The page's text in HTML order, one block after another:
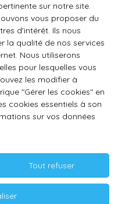
C
sur notre site.
vous proposer du
d'intérêt. Ils nous
la qualité de nos services
Nous utiliserons
pour lesquelles vous
les modifier à
″Gérer les cookies″ en
cookies essentiels à son
sur vos données
Tout refuser